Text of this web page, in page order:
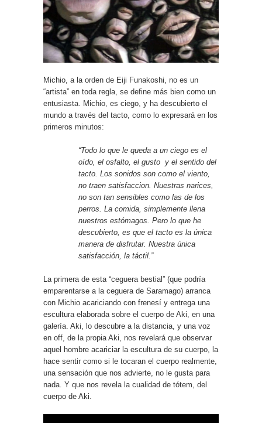
Michio, a la orden de Eiji Funakoshi, no es un
“artista” en toda regla, se define más bien como un
entusiasta. Michio, es ciego, y ha descubierto el
mundo a través del tacto, como lo expresará en los
primeros minutos:
“Todo lo que le queda a un ciego es el
oído, el osfalto, el gusto y el sentido del
tacto. Los sonidos son como el viento,
no traen satisfaccion. Nuestras narices,
no son tan sensibles como las de los
perros. La comida, simplemente llena
nuestros estómagos. Pero lo que he
descubierto, es que el tacto es la única
manera de disfrutar. Nuestra única
satisfacción, la táctil.”
La primera de esta “ceguera bestial” (que podría
emparentarse a la ceguera de Saramago) arranca
con Michio acariciando con frenesí y entrega una
escultura elaborada sobre el cuerpo de Aki, en una
galería. Aki, lo descubre a la distancia, y una voz
en off, de la propia Aki, nos revelará que observar
aquel hombre acariciar la escultura de su cuerpo, la
hace sentir como si le tocaran el cuerpo realmente,
una sensación que nos advierte, no le gusta para
nada. Y que nos revela la cualidad de tótem, del
cuerpo de Aki.